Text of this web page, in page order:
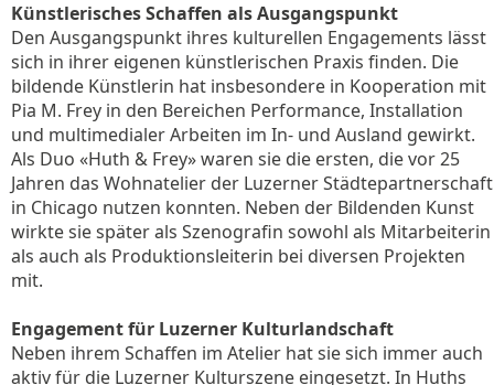
Künstlerisches Schaffen als Ausgangspunkt
Den Ausgangspunkt ihres kulturellen Engagements lässt
sich in ihrer eigenen künstlerischen Praxis finden. Die
bildende Künstlerin hat insbesondere in Kooperation mit
Pia M. Frey in den Bereichen Performance, Installation
und multimedialer Arbeiten im In- und Ausland gewirkt.
Als Duo «Huth & Frey» waren sie die ersten, die vor 25
Jahren das Wohnatelier der Luzerner Städtepartnerschaft
in Chicago nutzen konnten. Neben der Bildenden Kunst
wirkte sie später als Szenografin sowohl als Mitarbeiterin
als auch als Produktionsleiterin bei diversen Projekten
mit.
Engagement für Luzerner Kulturlandschaft
Neben ihrem Schaffen im Atelier hat sie sich immer auch
aktiv für die Luzerner Kulturszene eingesetzt. In Huths